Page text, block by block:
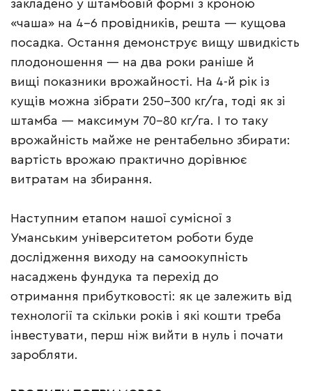
закладено у штамбовій формі з кроною
«чаша» на 4–6 провідників, решта — кущова
посадка. Остання демонструє вищу швидкість
плодоношення — на два роки раніше й
вищі показники врожайності. На 4-й рік із
кущів можна зібрати 250–300 кг/га, тоді як зі
штамба — максимум 70–80 кг/га. І то таку
врожайність майже не рентабельно збирати:
вартість врожаю практично дорівнює
витратам на збирання.
Наступним етапом нашої сумісної з
Уманським університетом роботи буде
дослідження виходу на самоокупність
насаджень фундука та перехід до
отримання прибутковості: як це залежить від
технології та скільки років і які кошти треба
інвестувати, перш ніж вийти в нуль і почати
заробляти.